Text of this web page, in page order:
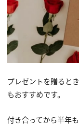
プレゼントを贈ると
もおすすめです。
付き合ってから半年